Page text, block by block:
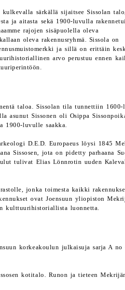
särkällä sijaitsee Sissolan
ja aitasta sekä 1900-luvulla
rajojen sisäpuolella oleva
oleva rakennusryhmä. Sissola on
ja sillä on erittäin
arvo perustuu ennen
taloa. Sissolan tila tunnettiin
asunut Sissonen oli Osippa
1900-luvulle saakka.
D.E.D. Europaeus löysi 1845
Sissosen, jota on pidetty parhaana
tulivat Elias Lönnrotin uuden
jonka toimesta kaikki
ovat Joensuun yliopiston
kulttuurihistoriallista luonnetta.
korkeakoulun julkaisuja sarja A no
kotitalo. Runon ja tieteen